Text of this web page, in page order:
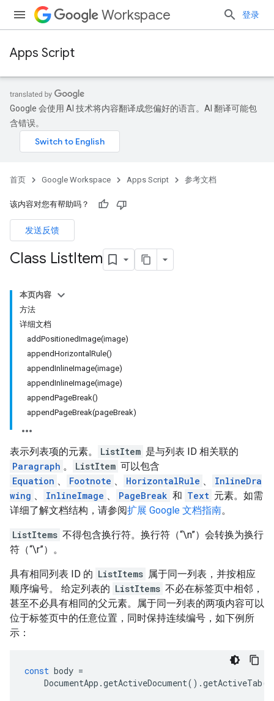
Workspace 登录
Apps Script
Google 会使用 AI 技术将内容翻译成您偏好的语言。AI 翻译可能包
含错误。
首页 Google Workspace Apps Script 参考文档
该内容对您有帮助吗？
发送反馈
Class ListItem
本页内容
方法
详细文档
addPositionedImage(image)
appendHorizontalRule()
appendInlineImage(image)
appendInlineImage(image)
appendPageBreak()
appendPageBreak(pageBreak)
表示列表项的元素。 ListItem 是与列表 ID 相关联的
Paragraph 。 ListItem 可以包含
Equation 、 Footnote 、 HorizontalRule 、
InlineDra
wing 、 InlineImage 、 PageBreak 和 Text 元素。如需
详细了解文档结构，请参阅扩展 Google 文档指南。
ListItems 不得包含换行符。换行符（“\n”）会转换为换行
符（“\r”）。
具有相同列表 ID 的 ListItems 属于同一列表，并按相应
顺序编号。 给定列表的 ListItems 不必在标签页中相邻，
甚至不必具有相同的父元素。属于同一列表的两项内容可以
位于标签页中的任意位置，同时保持连续编号，如下例所
示：
const body =
DocumentApp .getActiveDocument().getActiveTab